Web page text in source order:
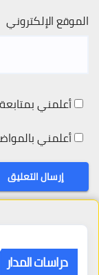
الموقع الإلكتروني
أعلمني
أعلمني
دراسات المدار